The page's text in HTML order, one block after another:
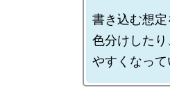
書き込む想
色分けした